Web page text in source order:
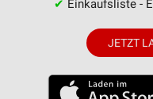
✔ Einkaufsliste -
JETZT